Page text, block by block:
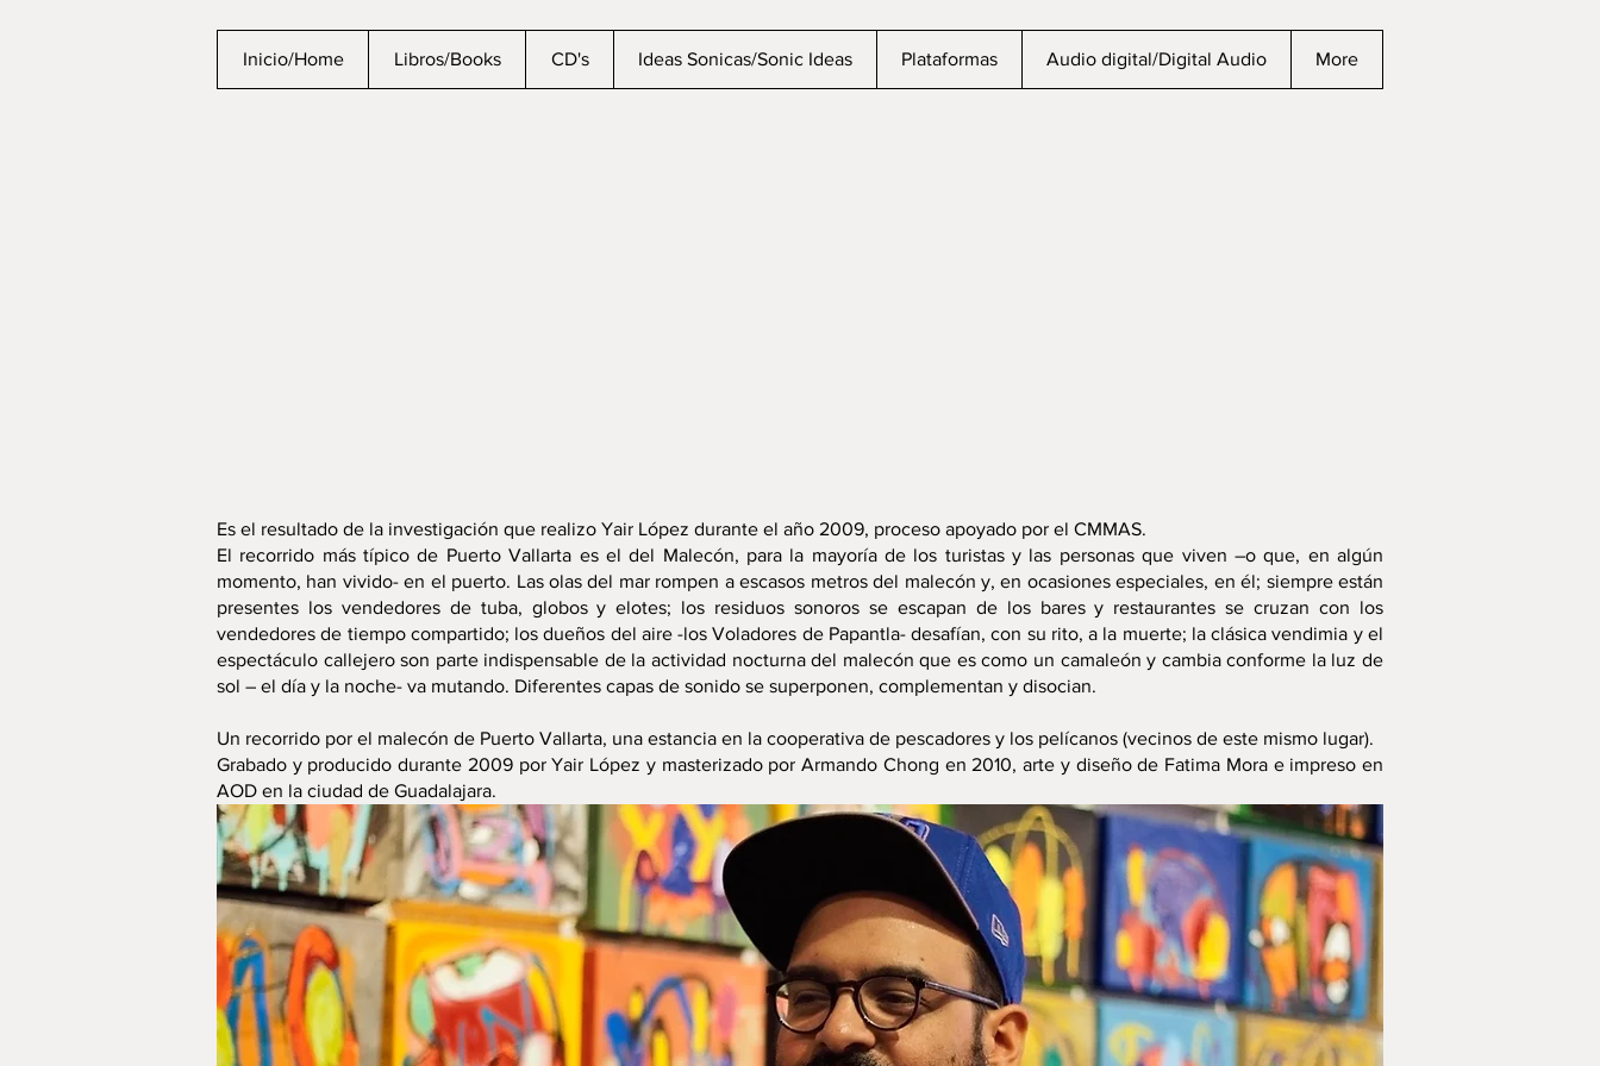
Inicio/Home Libros/Books CD's Ideas Sonicas/Sonic Ideas Plataformas Audio digital/Digital Audio More
Es el resultado de la investigación que realizo Yair López durante el año 2009, proceso apoyado por el CMMAS.
El recorrido más típico de Puerto Vallarta es el del Malecón, para la mayoría de los turistas y las personas que viven –o que, en algún
momento, han vivido- en el puerto. Las olas del mar rompen a escasos metros del malecón y, en ocasiones especiales, en él; siempre están
presentes los vendedores de tuba, globos y elotes; los residuos sonoros se escapan de los bares y restaurantes se cruzan con los
vendedores de tiempo compartido; los dueños del aire -los Voladores de Papantla- desafían, con su rito, a la muerte; la clásica vendimia y el
espectáculo callejero son parte indispensable de la actividad nocturna del malecón que es como un camaleón y cambia conforme la luz de
sol – el día y la noche- va mutando. Diferentes capas de sonido se superponen, complementan y disocian.
Un recorrido por el malecón de Puerto Vallarta, una estancia en la cooperativa de pescadores y los pelícanos (vecinos de este mismo lugar).
Grabado y producido durante 2009 por Yair López y masterizado por Armando Chong en 2010, arte y diseño de Fatima Mora e impreso en
AOD en la ciudad de Guadalajara.